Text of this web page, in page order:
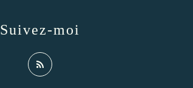
Suivez-moi